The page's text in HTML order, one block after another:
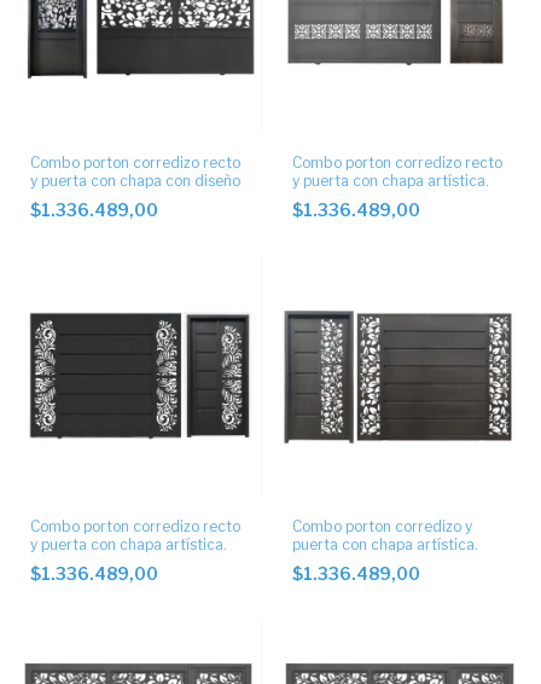
Combo porton corredizo recto
y puerta con chapa con diseño
$1.336.489,00
Combo porton corredizo recto
y puerta con chapa artística.
$1.336.489,00
Combo porton corredizo recto
y puerta con chapa artística.
$1.336.489,00
Combo porton corredizo y
puerta con chapa artística.
$1.336.489,00